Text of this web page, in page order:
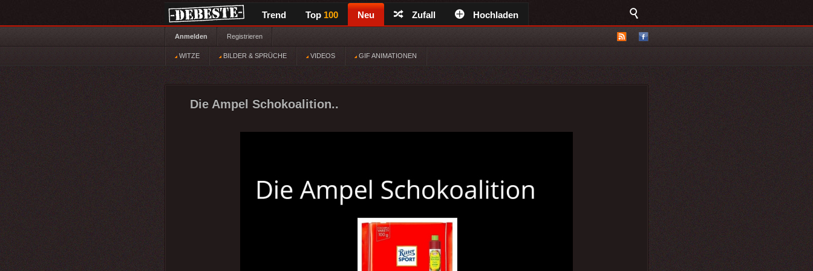
Trend Top 100 Neu Zufall Hochladen
Anmelden Registrieren
WITZE BILDER & SPRÜCHE VIDEOS GIF ANIMATIONEN
Die Ampel Schokoalition..